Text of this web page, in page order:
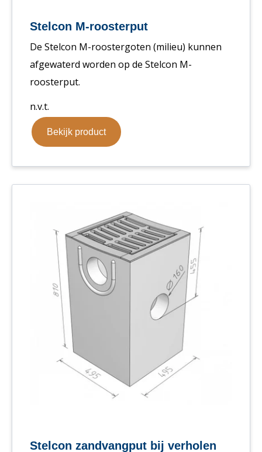
Stelcon M-roosterput
De Stelcon M-roostergoten (milieu) kunnen
afgewaterd worden op de Stelcon M-
roosterput.
n.v.t.
Bekijk product
Stelcon zandvangput bij verholen